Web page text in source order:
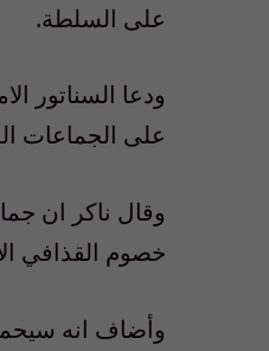
على السلطة.
ودعا السناتور
على الجماعات
وقال ناكر ان
خصوم القذافي
وأضاف انه